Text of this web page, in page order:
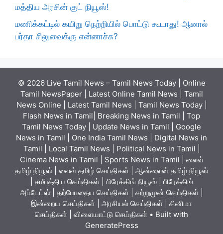
மத்திய அரசின் குட் நியூஸ்!
மணிக்கட்டில் கயிறு நெற்றியில் பொட்டு கூடாது! ஆனால்
பர்தா சிலுவைக்கு என்னாச்சு?
© 2026 Live Tamil News – Tamil News Today | Online
Tamil NewsPaper | Latest Online Tamil News | Tamil
News Online | Latest Tamil News | Tamil News Today |
Flash News in Tamil| Breaking News in Tamil | Top
Tamil News Today | Update News in Tamil | Google
News in Tamil | One India Tamil News | Digital News in
Tamil | Local Tamil News | Political News in Tamil |
Cinema News in Tamil | Sports News in Tamil | லைவ்
தமிழ் நியூஸ் | லைவ் தமிழ் செய்திகள் | ஆன்லைன் தமிழ் நியூஸ்
| சமீபத்திய செய்திகள் | பிரேக்கிங் நியூஸ் | பிரேக்கிங்
அப்டேட்ஸ் | தற்போதைய செய்திகள் | சற்றுமுன் செய்திகள் |
இன்றைய செய்திகள் | அரசியல் செய்திகள் | சினிமா
செய்திகள் | விளையாட்டு செய்திகள் • Built with
GeneratePress